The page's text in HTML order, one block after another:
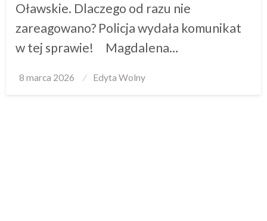
Oławskie. Dlaczego od razu nie
zareagowano? Policja wydała komunikat
w tej sprawie! Magdalena…
Posted
8 marca 2026 Edyta Wolny